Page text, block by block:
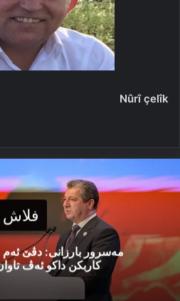
Nûrî çelîk
فلاش
مەسرور بارزانی: دڤێ
کاربکن داکو ئەڤ